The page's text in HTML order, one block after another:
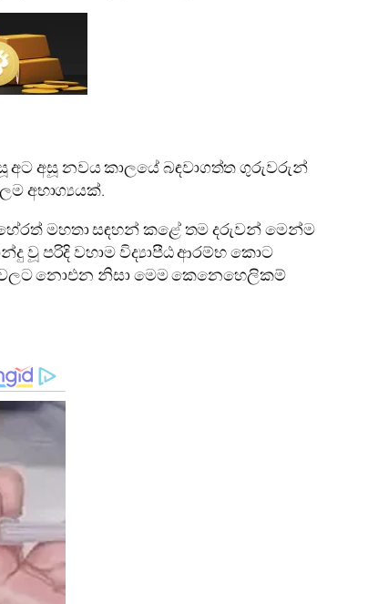
අට අසූ නවය කාලයේ බඳවාගත්ත ගුරුවරුන්
අභාග්‍යයක්.
හේරත් මහතා සඳහන් කළේ තම දරුවන් මෙන්ම
වූ පරිදි වහාම විද්‍යාපීඨ ආරම්භ කොට
නොඑන නිසා මෙම කෙනෙහෙලිකම්